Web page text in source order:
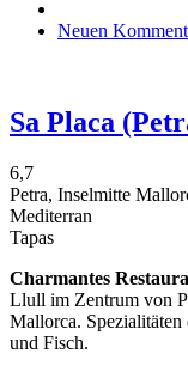
Neuen
Sa Placa
6,7
Petra, Inselmitte
Mediterran
Tapas
Charmantes
Llull im Zentrum von
Mallorca. Spezialitäten
und Fisch.